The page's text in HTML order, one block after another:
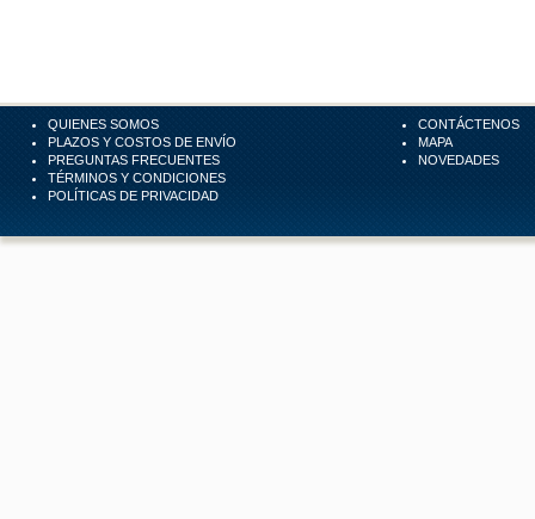
QUIENES SOMOS
PLAZOS Y COSTOS DE ENVÍO
PREGUNTAS FRECUENTES
TÉRMINOS Y CONDICIONES
POLÍTICAS DE PRIVACIDAD
CONTÁCTENOS
MAPA
NOVEDADES